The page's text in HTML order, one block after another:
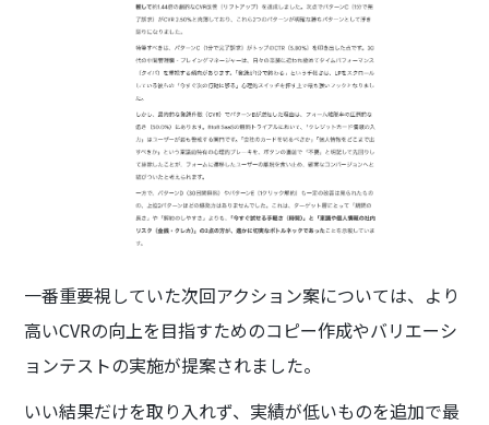
一番重要視していた次回アクション案については、より
高いCVRの向上を目指すためのコピー作成やバリエーシ
ョンテストの実施が提案されました。
いい結果だけを取り入れず、実績が低いものを追加で最